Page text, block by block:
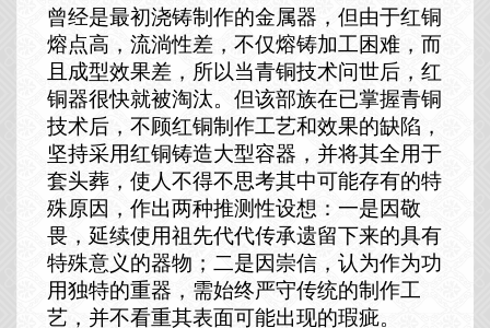
曾经是最初浇铸制作的金属器，但由于红铜
熔点高，流淌性差，不仅熔铸加工困难，而
且成型效果差，所以当青铜技术问世后，红
铜器很快就被淘汰。但该部族在已掌握青铜
技术后，不顾红铜制作工艺和效果的缺陷，
坚持采用红铜铸造大型容器，并将其全用于
套头葬，使人不得不思考其中可能存有的特
殊原因，作出两种推测性设想：一是因敬
畏，延续使用祖先代代传承遗留下来的具有
特殊意义的器物；二是因崇信，认为作为功
用独特的重器，需始终严守传统的制作工
艺，并不看重其表面可能出现的瑕疵。